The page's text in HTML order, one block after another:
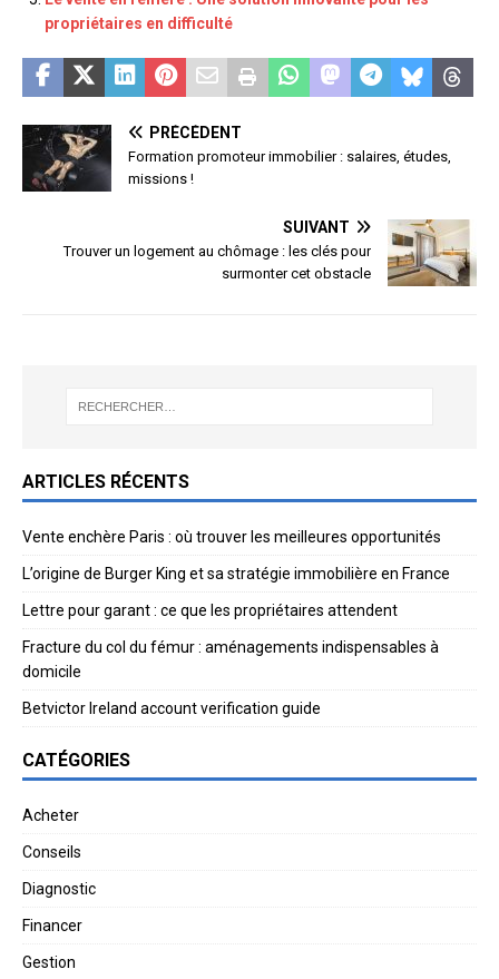
propriétaires en difficulté
PRÉCÉDENT
Formation promoteur immobilier : salaires, études,
missions !
SUIVANT
Trouver un logement au chômage : les clés pour
surmonter cet obstacle
ARTICLES RÉCENTS
Vente enchère Paris : où trouver les meilleures opportunités
L’origine de Burger King et sa stratégie immobilière en France
Lettre pour garant : ce que les propriétaires attendent
Fracture du col du fémur : aménagements indispensables à
domicile
Betvictor Ireland account verification guide
CATÉGORIES
Acheter
Conseils
Diagnostic
Financer
Gestion